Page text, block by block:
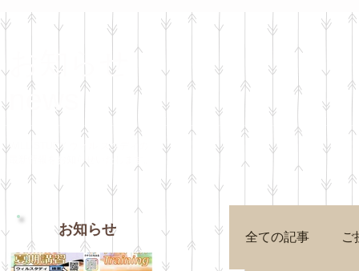
お知らせ
news
WILL STUDY ウィル スタディの
最新情報をお知らせいたします。
お知らせ 全ての記事 ご